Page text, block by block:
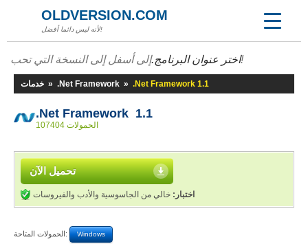
OLDVERSION.COM
لأنه ليس دائما أفضل!
اختر عنوان البرنامج.إلى أسفل إلى النسخة التي تحب!
خدمات » .Net Framework » .Net Framework 1.1
.Net Framework 1.1
107404 الحمولات
تحميل الآن
اختبار: خالي من الجاسوسية والأدب والفيروسات
الحمولات المتاحة: Windows